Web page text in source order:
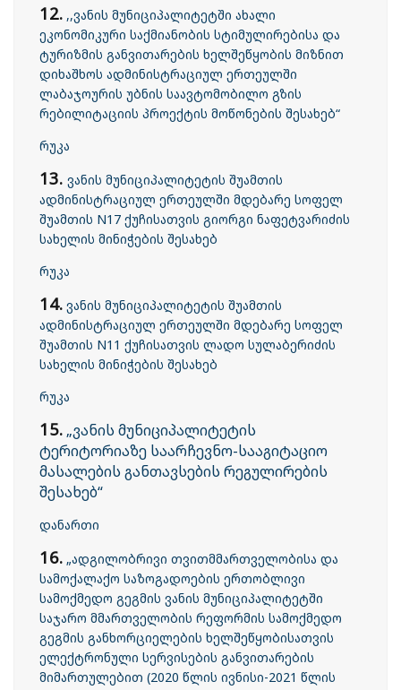
12. ,,ვანის მუნიციპალიტეტში ახალი
ეკონომიკური საქმიანობის სტიმულირებისა და
ტურიზმის განვითარების ხელშეწყობის მიზნით
დიხაშხოს ადმინისტრაციულ ერთეულში
ლაბაჯოურის უბნის საავტომობილო გზის
რებილიტაციის პროექტის მოწონების შესახებ“
რუკა
13. ვანის მუნიციპალიტეტის შუამთის
ადმინისტრაციულ ერთეულში მდებარე სოფელ
შუამთის N17 ქუჩისათვის გიორგი ნაფეტვარიძის
სახელის მინიჭების შესახებ
რუკა
14. ვანის მუნიციპალიტეტის შუამთის
ადმინისტრაციულ ერთეულში მდებარე სოფელ
შუამთის N11 ქუჩისათვის ლადო სულაბერიძის
სახელის მინიჭების შესახებ
რუკა
15. „ვანის მუნიციპალიტეტის
ტერიტორიაზე საარჩევნო-სააგიტაციო
მასალების განთავსების რეგულირების
შესახებ“
დანართი
16. „ადგილობრივი თვითმმართველობისა და
სამოქალაქო საზოგადოების ერთობლივი
სამოქმედო გეგმის ვანის მუნიციპალიტეტში
საჯარო მმართველობის რეფორმის სამოქმედო
გეგმის განხორციელების ხელშეწყობისათვის
ელექტრონული სერვისების განვითარების
მიმართულებით (2020 წლის ივნისი-2021 წლის